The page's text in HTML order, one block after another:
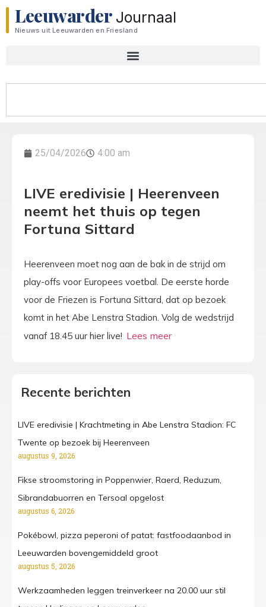
Leeuwarder Journaal
Nieuws uit Leeuwarden en Friesland
25/04/2026 4:00 am
LIVE eredivisie | Heerenveen
neemt het thuis op tegen
Fortuna Sittard
Heerenveen moet nog aan de bak in de strijd om
play-offs voor Europees voetbal. De eerste horde
voor de Friezen is Fortuna Sittard, dat op bezoek
komt in het Abe Lenstra Stadion. Volg de wedstrijd
vanaf 18.45 uur hier live!
Recente berichten
LIVE eredivisie | Krachtmeting in Abe Lenstra Stadion: FC
Twente op bezoek bij Heerenveen
augustus 9, 2026
Fikse stroomstoring in Poppenwier, Raerd, Reduzum,
Sibrandabuorren en Tersoal opgelost
augustus 6, 2026
Pokébowl, pizza peperoni of patat: fastfoodaanbod in
Leeuwarden bovengemiddeld groot
augustus 5, 2026
Werkzaamheden leggen treinverkeer na 20.00 uur stil